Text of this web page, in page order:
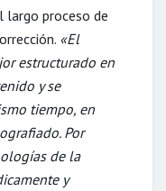
largo proceso de
«El
estructurado en
y se
tiempo, en
Por
de la
y